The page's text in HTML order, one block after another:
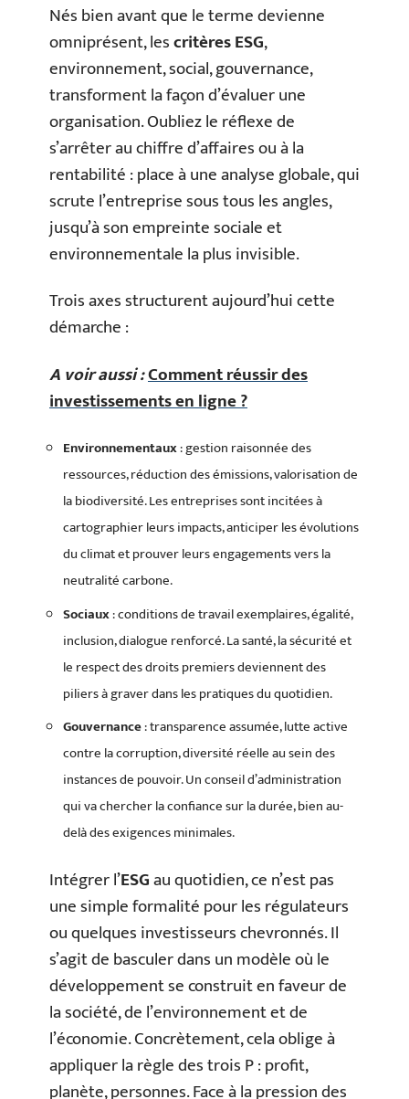
Nés bien avant que le terme devienne
omniprésent, lescritères ESG,
environnement, social, gouvernance,
transforment la façon d’évaluer une
organisation. Oubliez le réflexe de
s’arrêter au chiffre d’affaires ou à la
rentabilité : place à une analyse globale, qui
scrute l’entreprise sous tous les angles,
jusqu’à son empreinte sociale et
environnementale la plus invisible.
Trois axes structurent aujourd’hui cette
démarche :
A voir aussi :Comment réussir des
investissements en ligne ?
Environnementaux: gestion raisonnée des
ressources, réduction des émissions, valorisation de
la biodiversité. Les entreprises sont incitées à
cartographier leurs impacts, anticiper les évolutions
du climat et prouver leurs engagements vers la
neutralité carbone.
Sociaux: conditions de travail exemplaires, égalité,
inclusion, dialogue renforcé. La santé, la sécurité et
le respect des droits premiers deviennent des
piliers à graver dans les pratiques du quotidien.
Gouvernance: transparence assumée, lutte active
contre la corruption, diversité réelle au sein des
instances de pouvoir. Un conseil d’administration
qui va chercher la confiance sur la durée, bien au-
delà des exigences minimales.
Intégrer l’ESGau quotidien, ce n’est pas
une simple formalité pour les régulateurs
ou quelques investisseurs chevronnés. Il
s’agit de basculer dans un modèle où le
développement se construit en faveur de
la société, de l’environnement et de
l’économie. Concrètement, cela oblige à
appliquer la règle des trois P : profit,
planète, personnes. Face à la pression des